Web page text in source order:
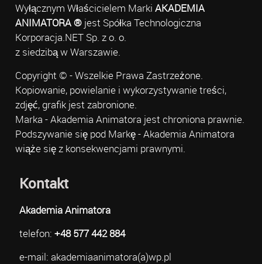
Wyłącznym Właścicielem Marki AKADEMIA
ANIMATORA ®jest Spółka Technologiczna
Korporacja.NET Sp. z o. o.
z siedzibą w Warszawie.
Copyright © - Wszelkie Prawa Zastrzeżone.
Kopiowanie, powielanie i wykorzystywanie treści,
zdjęć, grafik jest zabronione.
Marka - Akademia Animatora jest chroniona prawnie.
Podszywanie się pod Markę - Akademia Animatora
wiąże się z konsekwencjami prawnymi.
Kontakt
Akademia Animatora
telefon: +48 577 442 884
e-mail: akademiaanimatora(a)wp.pl